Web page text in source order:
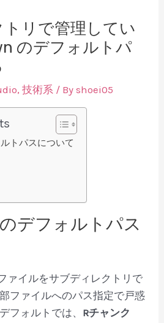
リで管理してい
のデフォルトパ
,技術系 / Byshoei05
トパスについて
デフォルトパス
ァイルをサブディレクトリで
ファイルへのパス指定で戸惑
フォルトでは、 Rチャンク